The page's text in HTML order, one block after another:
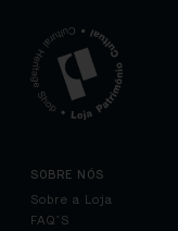
SOBRE NÓS
Sobre a Loja
FAQ’S